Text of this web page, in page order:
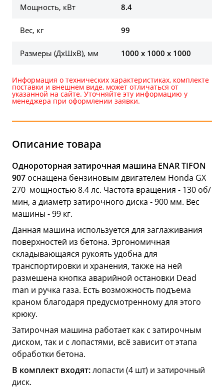
Мощность, кВт 8.4
Вес, кг 99
Размеры (ДхШхВ), мм 1000 х 1000 х 1000
Информация о технических характеристиках, комплекте
поставки и внешнем виде, может отличаться от
указанной на сайте. Уточняйте эту информацию у
менеджера при оформлении заявки.
Описание товара
Однороторная затирочная машина ENAR TIFON
907 оснащена бензиновым двигателем Honda GX
270 мощностью 8.4 лс. Частота вращения - 130 об/
мин, а диаметр затирочного диска - 900 мм. Вес
машины - 99 кг.
Данная машина используется для заглаживания
поверхностей из бетона. Эргономичная
складывающаяся рукоять удобна для
транспортировки и хранения, также на ней
размешена кнопка аварийной остановки Dead
man и ручка газа. Есть возможность подъема
краном благодаря предусмотренному для этого
крюку.
Затирочная машина работает как с затирочным
диском, так и с лопастями, всё зависит от этапа
обработки бетона.
В комплект входят:лопасти (4 шт) и затирочный
диск.